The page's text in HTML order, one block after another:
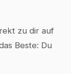
zu dir auf
Beste: Du